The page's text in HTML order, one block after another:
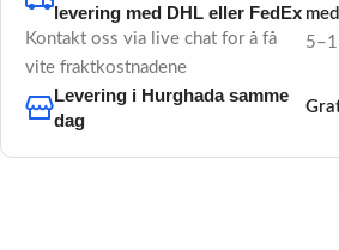
levering med DHL eller FedEx
Kontakt oss via live chat for å få
vite fraktkostnadene
Levering i Hurghada samme
dag